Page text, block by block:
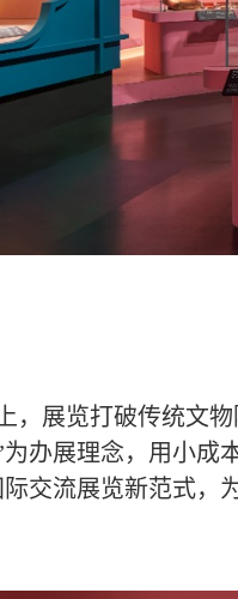
，展览打破传统文
办展理念，用小成
交流展览新范式，